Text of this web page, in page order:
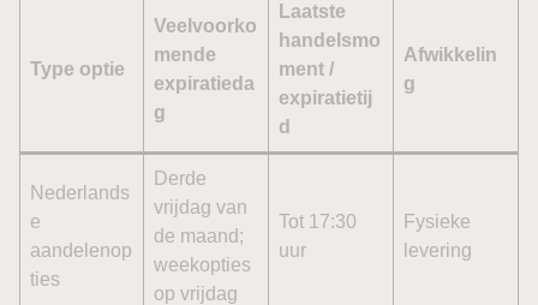
Type optie
Veelvoorko
mende
expiratieda
g
Laatste
handelsmo
ment /
expiratietij
d
Afwikkelin
g
Nederlands
e
aandelenop
ties
Derde
vrijdag van
de maand;
weekopties
op vrijdag
Tot 17:30
uur
Fysieke
levering